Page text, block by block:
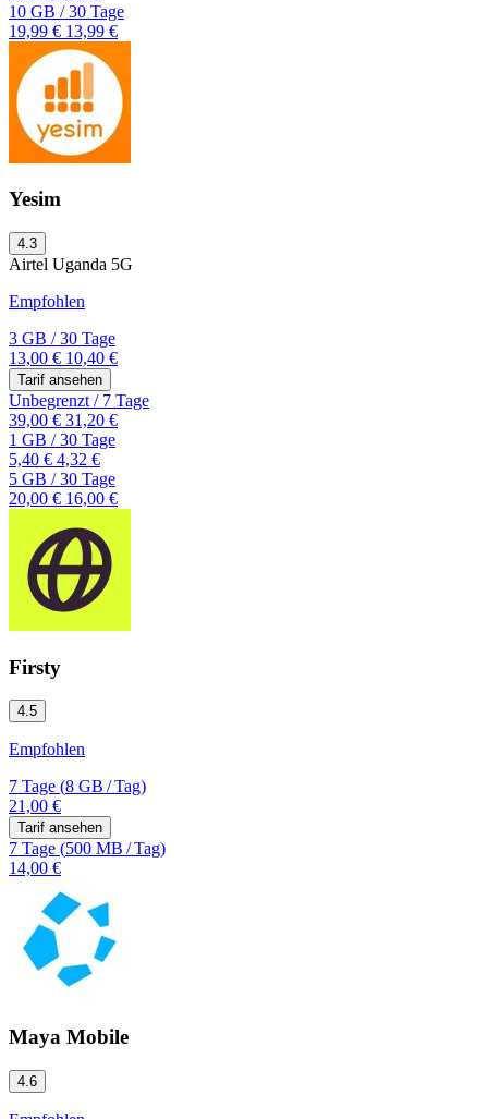
10 GB /30 Tage
19,99 € 13,99 €
Yesim
4.3
Airtel Uganda 5G
Empfohlen
3 GB /30 Tage
13,00 € 10,40 €
Tarif ansehen
Unbegrenzt /7 Tage
39,00 € 31,20 €
1 GB /30 Tage
5,40 € 4,32 €
5 GB /30 Tage
20,00 € 16,00 €
Firsty
4.5
Empfohlen
7 Tage (8 GB /Tag)
21,00 €
Tarif ansehen
7 Tage (500 MB /Tag)
14,00 €
Maya Mobile
4.6